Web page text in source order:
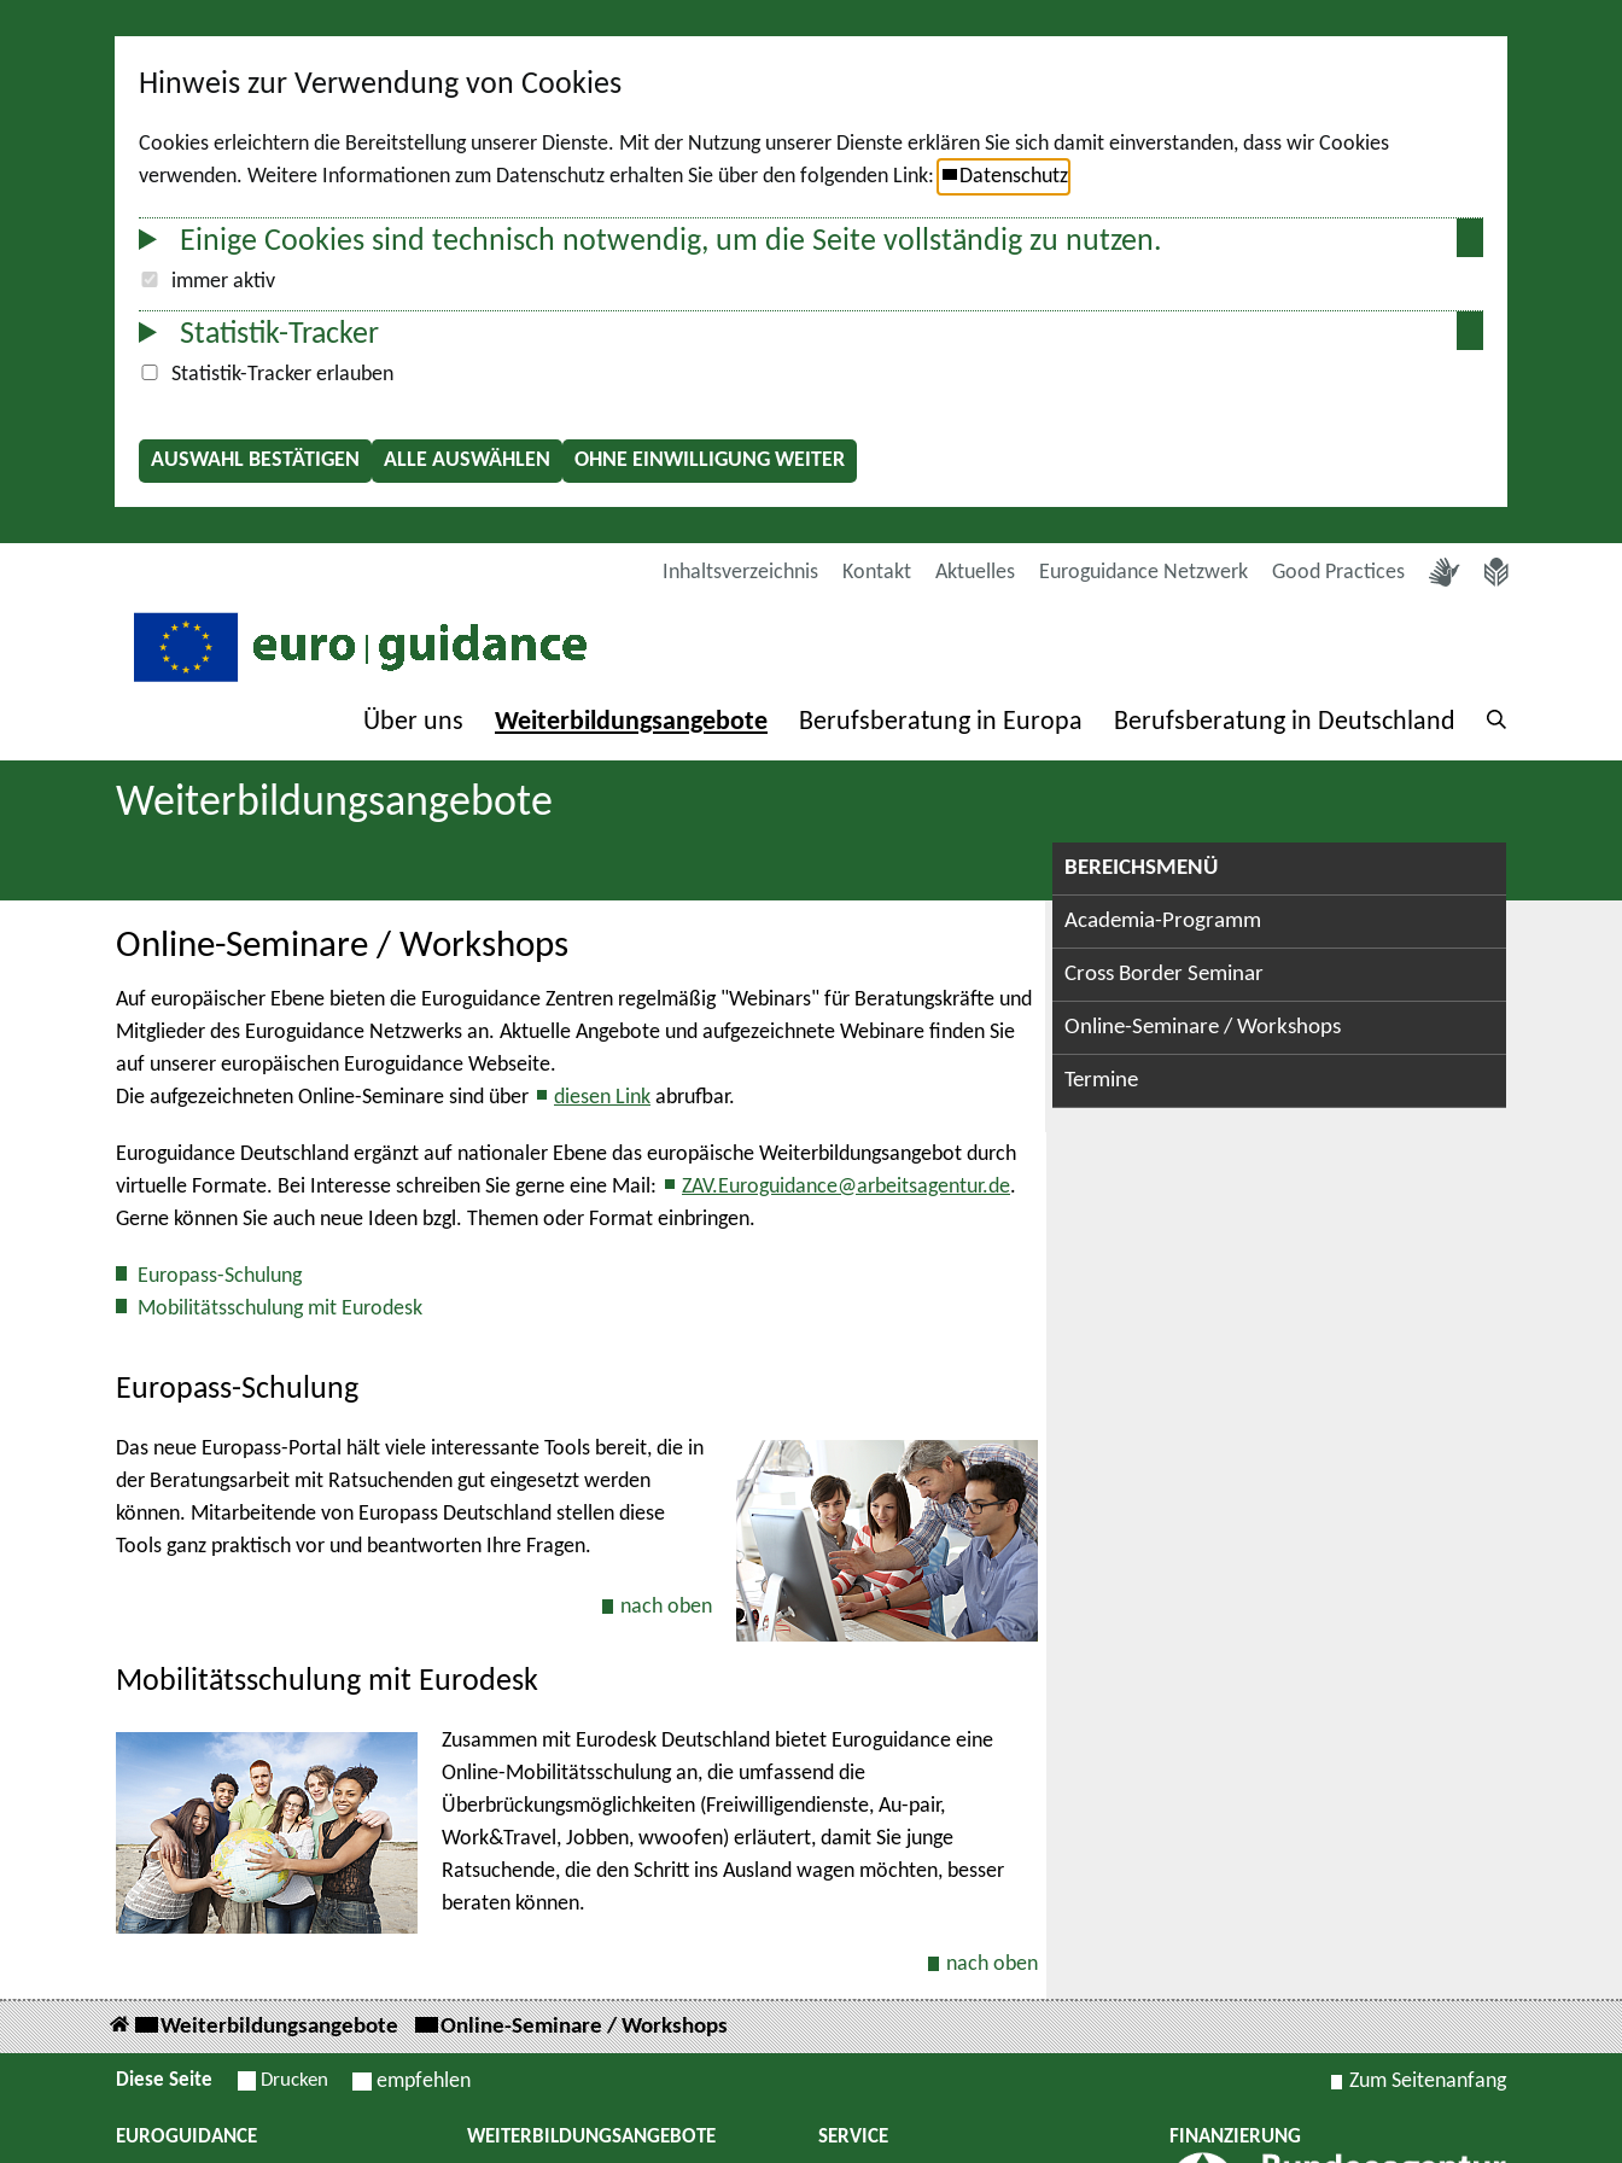
Hinweis zur Verwendung von Cookies
Cookies erleichtern die Bereitstellung unserer Dienste. Mit der Nutzung unserer Dienste erklären Sie sich damit einverstanden, dass wir Cookies
verwenden. Weitere Informationen zum Datenschutz erhalten Sie über den folgenden Link:
Datenschutz
Einige Cookies sind technisch notwendig, um die Seite vollständig zu nutzen.
immer aktiv
Statistik-Tracker
Statistik-Tracker erlauben
AUSWAHL BESTÄTIGEN ALLE AUSWÄHLEN OHNE EINWILLIGUNG WEITER
Inhaltsverzeichnis Kontakt Aktuelles Euroguidance Netzwerk Good Practices
Über uns Weiterbildungsangebote Berufsberatung in Europa Berufsberatung in Deutschland
Weiterbildungsangebote
Online-Seminare / Workshops
Auf europäischer Ebene bieten die Euroguidance Zentren regelmäßig "Webinars" für Beratungskräfte und
Mitglieder des Euroguidance Netzwerks an. Aktuelle Angebote und aufgezeichnete Webinare finden Sie
auf unserer europäischen Euroguidance Webseite.
Die aufgezeichneten Online-Seminare sind über
diesen Link abrufbar.
Euroguidance Deutschland ergänzt auf nationaler Ebene das europäische Weiterbildungsangebot durch
virtuelle Formate. Bei Interesse schreiben Sie gerne eine Mail:
ZAV.Euroguidance@arbeitsagentur.de.
Gerne können Sie auch neue Ideen bzgl. Themen oder Format einbringen.
Europass-Schulung
Mobilitätsschulung mit Eurodesk
Europass-Schulung
Das neue Europass-Portal hält viele interessante Tools bereit, die in
der Beratungsarbeit mit Ratsuchenden gut eingesetzt werden
können. Mitarbeitende von Europass Deutschland stellen diese
Tools ganz praktisch vor und beantworten Ihre Fragen.
nach oben
Mobilitätsschulung mit Eurodesk
Zusammen mit Eurodesk Deutschland bietet Euroguidance eine
Online-Mobilitätsschulung an, die umfassend die
Überbrückungsmöglichkeiten (Freiwilligendienste, Au-pair,
Work&Travel, Jobben, wwoofen) erläutert, damit Sie junge
Ratsuchende, die den Schritt ins Ausland wagen möchten, besser
beraten können.
nach oben
BEREICHSMENÜ
Academia-Programm
Cross Border Seminar
Online-Seminare / Workshops
Termine
Weiterbildungsangebote Online-Seminare / Workshops
Diese Seite Drucken empfehlen Zum Seitenanfang
EUROGUIDANCE WEITERBILDUNGSANGEBOTE SERVICE FINANZIERUNG